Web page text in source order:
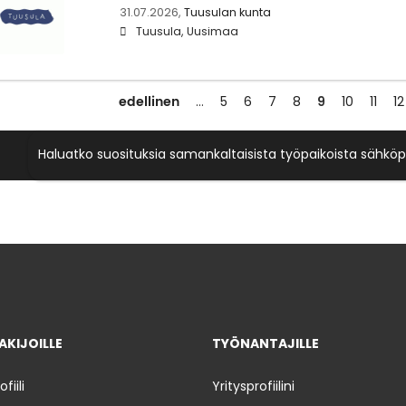
31.07.2026, Tuusulan kunta
Tuusula, Uusimaa
edellinen … 5 6 7 8 9 10 11 12
Haluatko suosituksia samankaltaisista työpaikoista
TYÖNANTAJILLE
Yritysprofiilini